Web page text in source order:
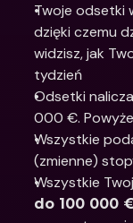
Twoje odsetki
dzięki czemu
widzisz, jak
tydzień
Odsetki
000 €.
Wszystkie
(zmienne)
do 100 000